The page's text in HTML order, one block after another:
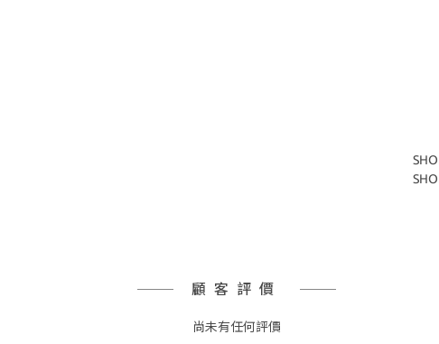
顧客評價
尚未有任何評價